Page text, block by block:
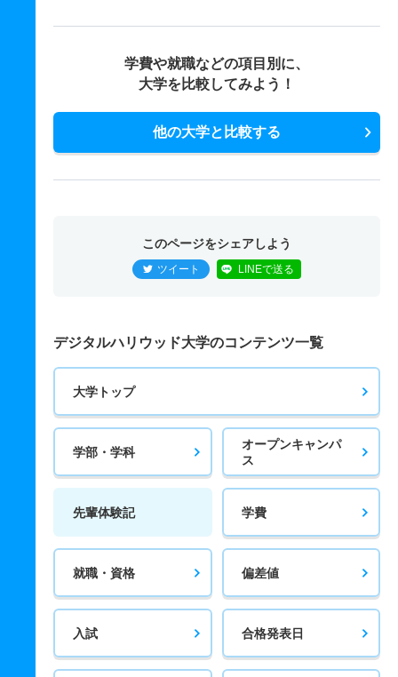
学費や就職などの項目別に、
大学を比較してみよう！
他の大学と比較する
このページをシェアしよう
ツイート LINEで送る
デジタルハリウッド大学のコンテンツ一覧
大学トップ
学部・学科
オープンキャンパ
ス
先輩体験記 学費
就職・資格 偏差値
入試 合格発表日